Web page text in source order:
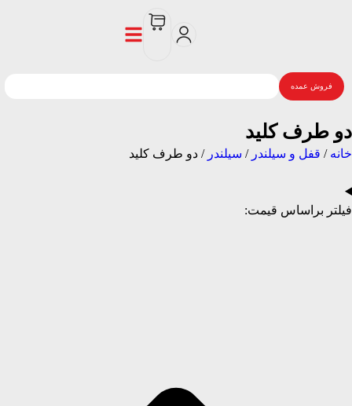
فروش عمده
دو طرف کلید
خانه / قفل و سیلندر / سیلندر / دو طرف کلید
فیلتر براساس قیمت: